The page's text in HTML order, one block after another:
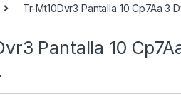
Tr-Mt10Dvr3 Pantalla 10 Cp7Aa 3
Pantalla 10